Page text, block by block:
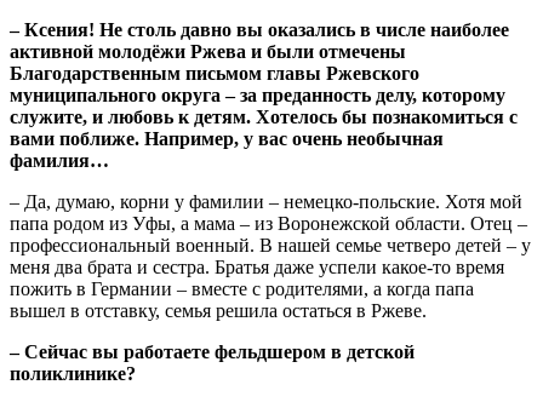
– Ксения! Не столь давно вы оказались в числе наиболее
активной молодёжи Ржева и были отмечены
Благодарственным письмом главы Ржевского
муниципального округа – за преданность делу, которому
служите, и любовь к детям. Хотелось бы познакомиться с
вами поближе. Например, у вас очень необычная
фамилия…
– Да, думаю, корни у фамилии – немецко-польские. Хотя мой
папа родом из Уфы, а мама – из Воронежской области. Отец –
профессиональный военный. В нашей семье четверо детей – у
меня два брата и сестра. Братья даже успели какое-то время
пожить в Германии – вместе с родителями, а когда папа
вышел в отставку, семья решила остаться в Ржеве.
– Сейчас вы работаете фельдшером в детской
поликлинике?